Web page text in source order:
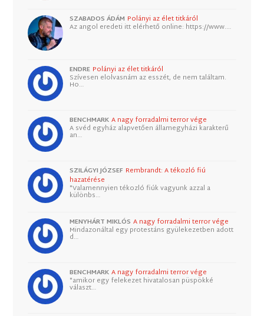
SZABADOS ÁDÁM Polányi az élet titkáról
Az angol eredeti itt elérhető online: https://www.…
ENDRE Polányi az élet titkáról
Szívesen elolvasnám az esszét, de nem találtam.
Ho…
BENCHMARK A nagy forradalmi terror vége
A svéd egyház alapvetően államegyházi karakterű
an…
SZILÁGYI JÓZSEF Rembrandt: A tékozló fiú
hazatérése
"Valamennyien tékozló fiúk vagyunk azzal a
különbs…
MENYHÁRT MIKLÓS A nagy forradalmi terror vége
Mindazonáltal egy protestáns gyülekezetben adott
d…
BENCHMARK A nagy forradalmi terror vége
"amikor egy felekezet hivatalosan püspökké
választ…